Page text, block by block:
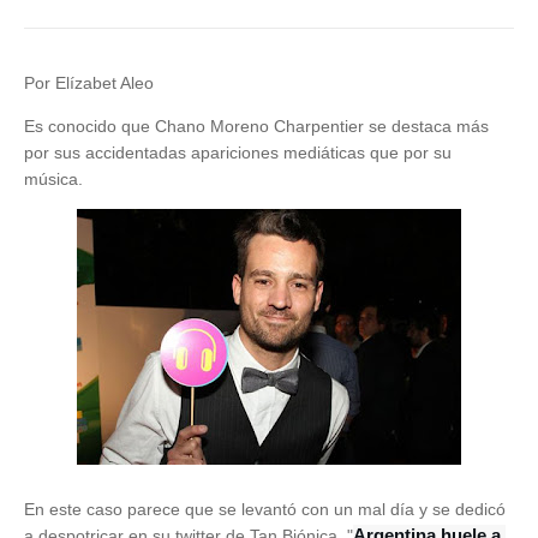
Por Elízabet Aleo
Es conocido que Chano Moreno Charpentier se destaca más
por sus accidentadas apariciones mediáticas que por su
música.
En este caso parece que se levantó con un mal día y se dedicó